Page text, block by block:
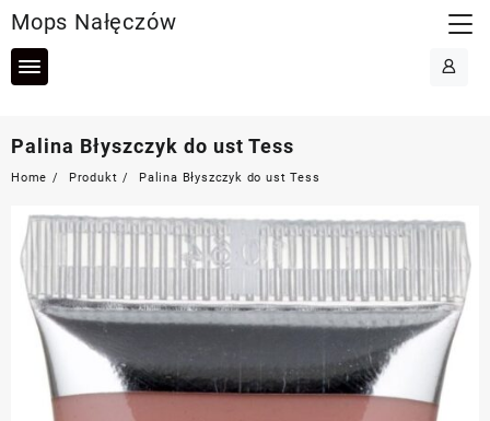
to
content
Mops Nałęczów
Palina Błyszczyk do ust Tess
Home Produkt Palina Błyszczyk do ust Tess